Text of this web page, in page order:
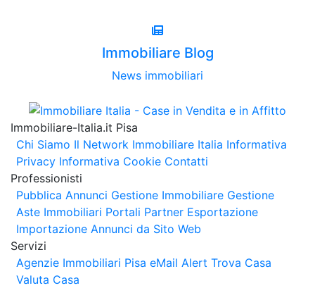
Immobiliare Blog
News immobiliari
Immobiliare-Italia.it Pisa
Chi Siamo Il Network Immobiliare Italia Informativa
Privacy Informativa Cookie Contatti
Professionisti
Pubblica Annunci Gestione Immobiliare Gestione
Aste Immobiliari Portali Partner Esportazione
Importazione Annunci da Sito Web
Servizi
Agenzie Immobiliari Pisa eMail Alert Trova Casa
Valuta Casa